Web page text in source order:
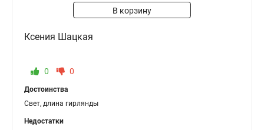
В корзину
Ксения Шацкая
0 0
Достоинства
Свет, длина гирлянды
Недостатки